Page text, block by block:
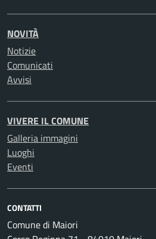
NOVITÀ
Notizie
Comunicati
Avvisi
VIVERE IL COMUNE
Galleria immagini
Luoghi
Eventi
CONTATTI
Comune di Maiori